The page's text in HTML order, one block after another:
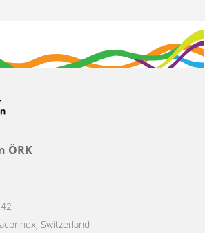
ÖRK
Switzerland